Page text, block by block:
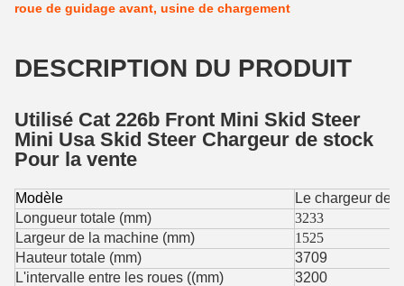
roue de guidage avant, usine de chargement
DESCRIPTION DU PRODUIT
Utilisé Cat 226b Front Mini Skid Steer
Mini Usa Skid Steer Chargeur de stock
Pour la vente
Modèle
Le chargeur de
Longueur totale (mm)
3233
Largeur de la machine (mm)
1525
Hauteur totale (mm)
3709
L'intervalle entre les roues ((mm)
3200